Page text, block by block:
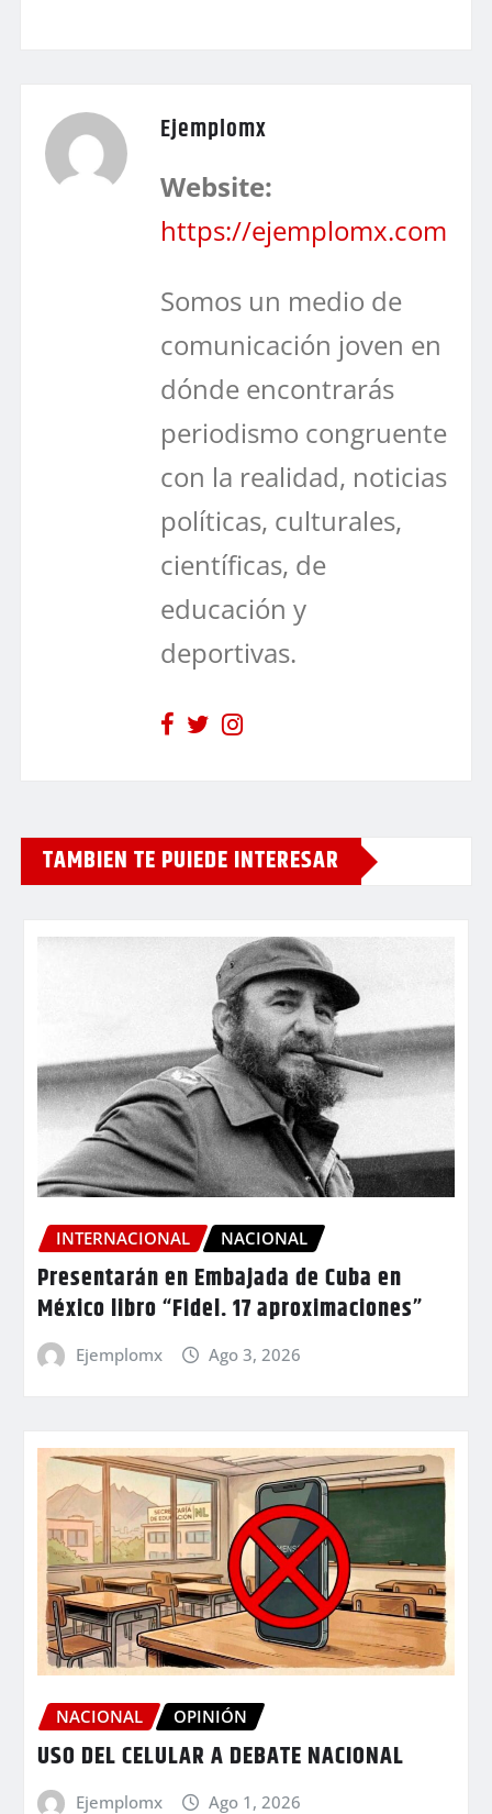
Ejemplomx
Website:
https://ejemplomx.com
Somos un medio de
comunicación joven en
dónde encontrarás
periodismo congruente
con la realidad, noticias
políticas, culturales,
científicas, de
educación y
deportivas.
TAMBIEN TE PUIEDE INTERESAR
INTERNACIONAL NACIONAL
Presentarán en Embajada de Cuba en
México libro “Fidel. 17 aproximaciones”
Ejemplomx Ago 3, 2026
NACIONAL OPINIÓN
USO DEL CELULAR A DEBATE NACIONAL
Ejemplomx Ago 1, 2026